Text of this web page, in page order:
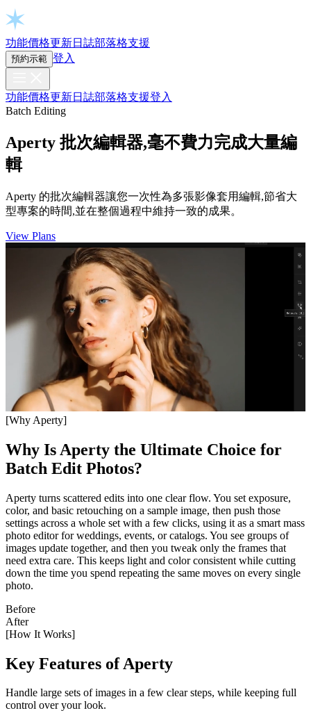
Open chat
功能價格更新日誌部落格支援
預約示範 登入
功能價格更新日誌部落格支援登入
Batch Editing
Aperty 批次編輯器,毫不費力完成大量編
輯
Aperty 的批次編輯器讓您一次性為多張影像套用編輯,節省大
型專案的時間,並在整個過程中維持一致的成果。
View Plans
[Why Aperty]
Why Is Aperty the Ultimate Choice for
Batch Edit Photos?
Aperty turns scattered edits into one clear flow. You set exposure,
color, and basic retouching on a sample image, then push those
settings across a whole set with a few clicks, using it as a smart mass
photo editor for weddings, events, or catalogs. You see groups of
images update together, and then you tweak only the frames that
need extra care. This keeps light and color consistent while cutting
down the time you spend repeating the same moves on every single
photo.
Before
After
[How It Works]
Key Features of Aperty
Handle large sets of images in a few clear steps, while keeping full
control over your look.